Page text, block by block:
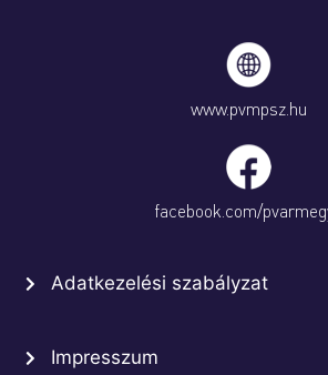
www.pvmpsz.hu
facebook.com/
Adatkezelési szabályzat
Impresszum